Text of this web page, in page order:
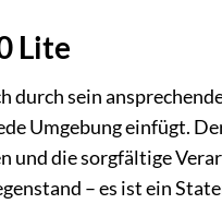
Lite
durch sein
Umgebung einfügt.
und die sorgfältige
– es ist ein